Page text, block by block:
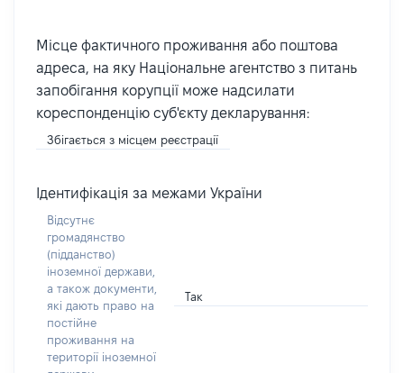
Місце фактичного проживання або поштова
адреса, на яку Національне агентство з питань
запобігання корупції може надсилати
кореспонденцію суб'єкту декларування:
Збігається з місцем реєстрації
Ідентифікація за межами України
Відсутнє
громадянство
(підданство)
іноземної держави,
а також документи,
які дають право на
постійне
проживання на
території іноземної
Так